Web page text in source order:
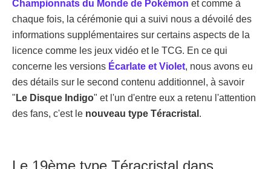
Championnats du Monde de Pokémon et comme à
chaque fois, la cérémonie qui a suivi nous a dévoilé des
informations supplémentaires sur certains aspects de la
licence comme les jeux vidéo et le TCG. En ce qui
concerne les versions Écarlate et Violet, nous avons eu
des détails sur le second contenu additionnel, à savoir
" Le Disque Indigo" et l'un d'entre eux a retenu l'attention
des fans, c'est le nouveau type Téracristal .
Le 19ème type Téracristal dans